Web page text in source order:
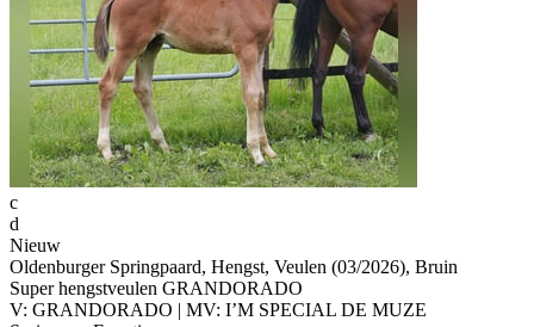
c
d
Nieuw
Oldenburger Springpaard, Hengst, Veulen (03/2026), Bruin
Super hengstveulen GRANDORADO
V: GRANDORADO | MV: I’M SPECIAL DE MUZE